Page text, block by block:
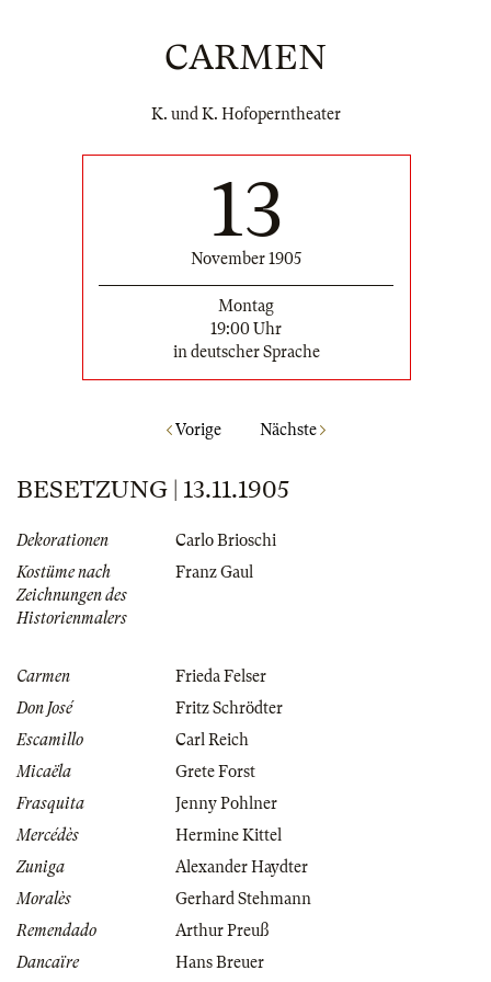
CARMEN
K. und K. Hofoperntheater
13
November 1905
Montag
19:00 Uhr
in deutscher Sprache
Vorige Nächste
BESETZUNG | 13.11.1905
Dekorationen
Carlo Brioschi
Kostüme nach
Zeichnungen des
Historienmalers
Franz Gaul
Carmen
Frieda Felser
Don José
Fritz Schrödter
Escamillo
Carl Reich
Micaëla
Grete Forst
Frasquita
Jenny Pohlner
Mercédès
Hermine Kittel
Zuniga
Alexander Haydter
Moralès
Gerhard Stehmann
Remendado
Arthur Preuß
Dancaïre
Hans Breuer